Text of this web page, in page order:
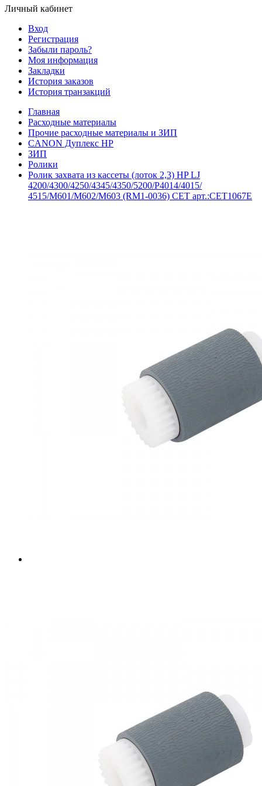
Личный кабинет
Вход
Регистрация
Забыли пароль?
Моя информация
Закладки
История заказов
История транзакций
Главная
Расходные материалы
Прочие расходные материалы и ЗИП
CANON Дуплекс HP
ЗИП
Ролики
Ролик захвата из кассеты (лоток 2,3) HP LJ
4200/4300/4250/4345/4350/5200/P4014/4015/
4515/M601/M602/M603 (RM1-0036) CET арт.:CET1067E